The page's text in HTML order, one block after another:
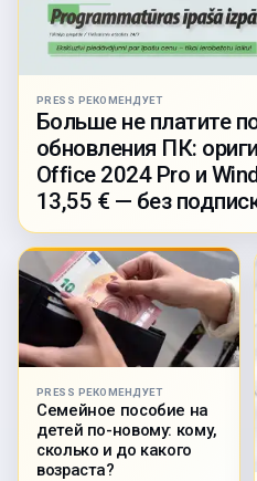
PRESS РЕКОМЕНДУЕТ
Больше не платите
обновления ПК:
Office 2024 Pro и
13,55 € — без
PRESS РЕКОМЕНДУЕТ
Семейное пособие на
детей по-новому: кому,
сколько и до какого
возраста?